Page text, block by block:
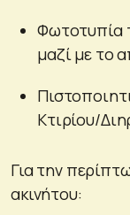
Φωτοτυπία
μαζί με το
Κτιρίου/
Για την
ακινήτου: